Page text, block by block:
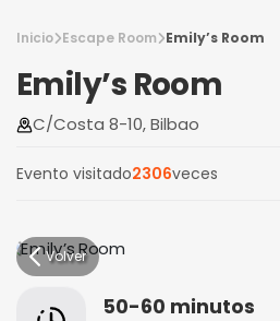
Inicio Escape Room Emily’s Room
Emily’s Room
C/Costa 8-10, Bilbao
Evento visitado2306veces
Volver
50-60 minutos